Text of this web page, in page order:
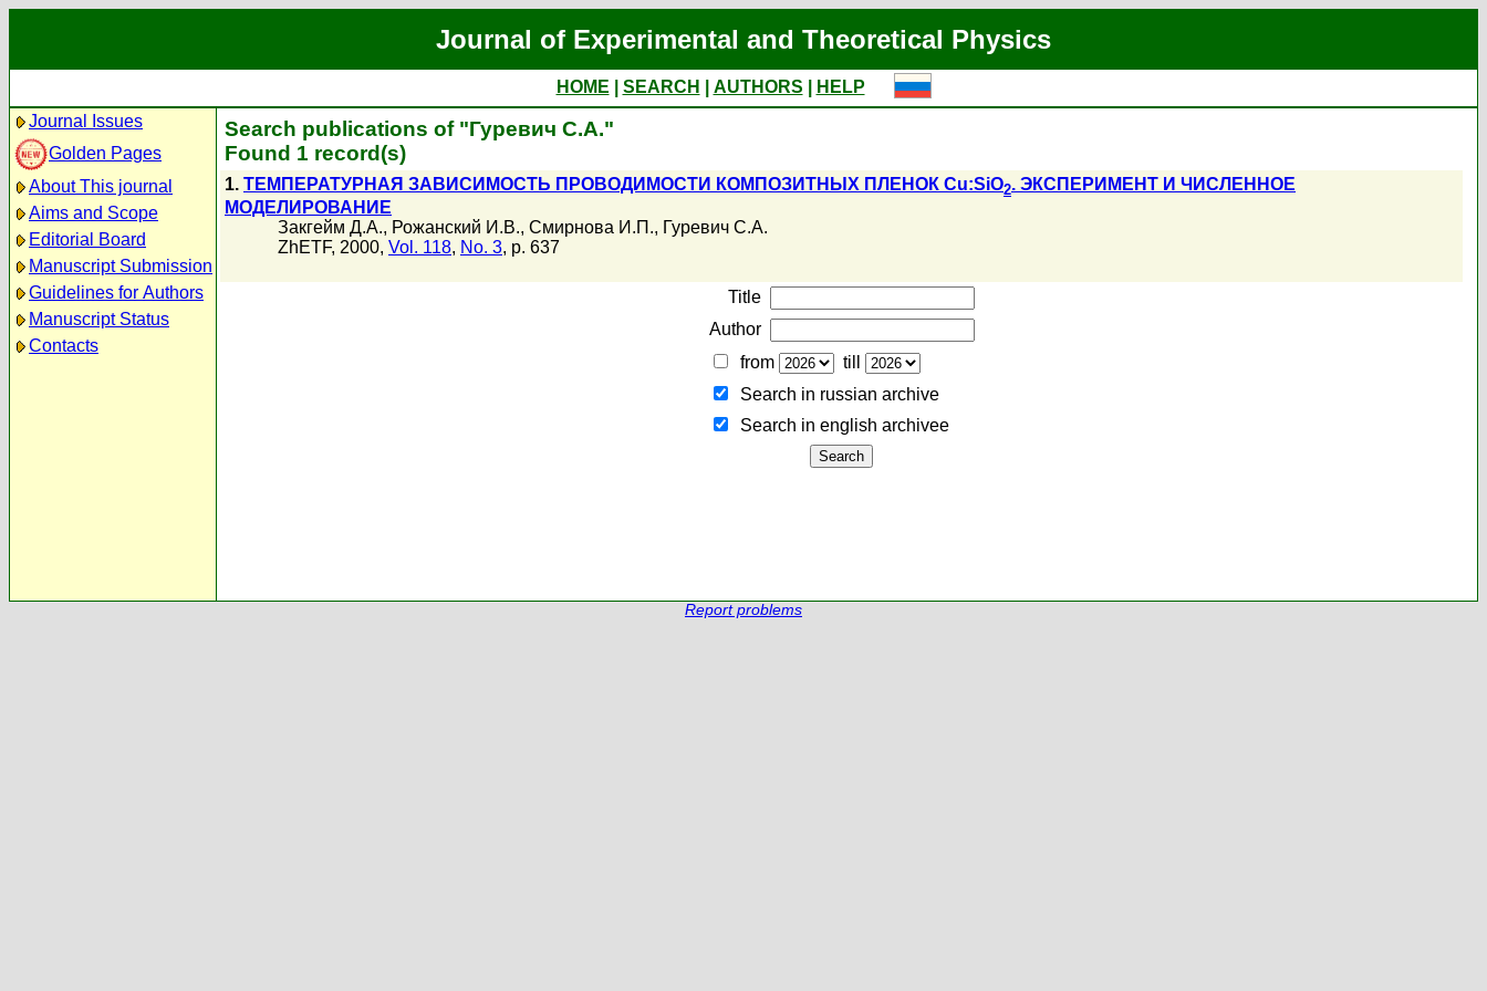
Journal of Experimental and Theoretical Physics
HOME SEARCH AUTHORS
HELP
Journal Issues
Golden Pages
About This journal
Aims and Scope
Editorial Board
Manuscript Submission
Guidelines for Authors
Manuscript Status
Contacts
Search publications of "Гуревич С.А."
Found 1 record(s)
1. ТЕМПЕРАТУРНАЯ ЗАВИСИМОСТЬ ПРОВОДИМОСТИ КОМПОЗИТНЫХ ПЛЕНОК Cu:SiO2. ЭКСПЕРИМЕНТ И ЧИСЛЕННОЕ
МОДЕЛИРОВАНИЕ
Закгейм Д.А., Рожанский И.В., Смирнова И.П., Гуревич С.А.
ZhETF, 2000, Vol. 118, No. 3, p. 637
Title
Author
from
till
Search in russian archive
Search in english archiveе
Report problems